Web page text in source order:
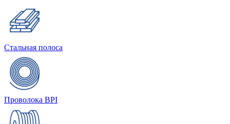
Стальная полоса
Проволока BPI